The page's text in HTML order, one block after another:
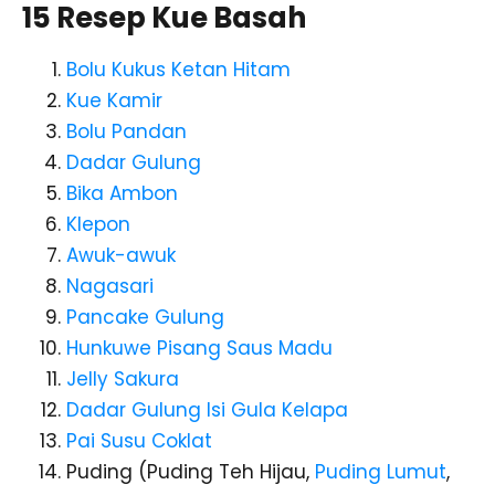
15 Resep Kue Basah
Bolu Kukus Ketan Hitam
Kue Kamir
Bolu Pandan
Dadar Gulung
Bika Ambon
Klepon
Awuk-awuk
Nagasari
Pancake Gulung
Hunkuwe Pisang Saus Madu
Jelly Sakura
Dadar Gulung Isi Gula Kelapa
Pai Susu Coklat
Puding (Puding Teh Hijau, Puding Lumut,